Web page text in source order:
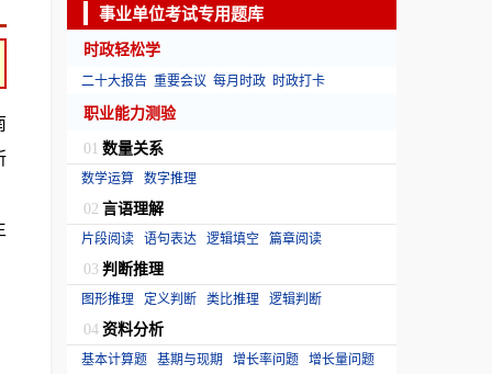
事业单位考试专用题库
时政轻松学
二十大报告 重要会议 每月时政 时政打卡
职业能力测验
01 数量关系
数学运算 数字推理
02 言语理解
片段阅读 语句表达 逻辑填空 篇章阅读
03 判断推理
图形推理 定义判断 类比推理 逻辑判断
04 资料分析
基本计算题 基期与现期 增长率问题 增长量问题